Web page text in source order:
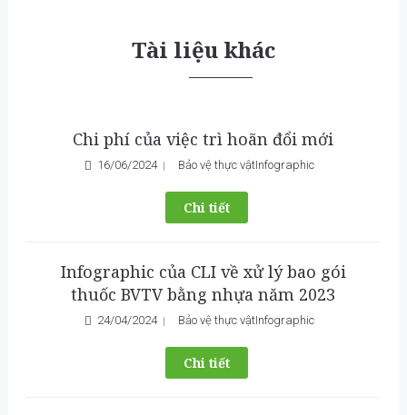
Tài liệu khác
Chi phí của việc trì hoãn đổi mới
16/06/2024 Bảo vệ thực vậtInfographic
Chi tiết
Infographic của CLI về xử lý bao gói
thuốc BVTV bằng nhựa năm 2023
24/04/2024 Bảo vệ thực vậtInfographic
Chi tiết